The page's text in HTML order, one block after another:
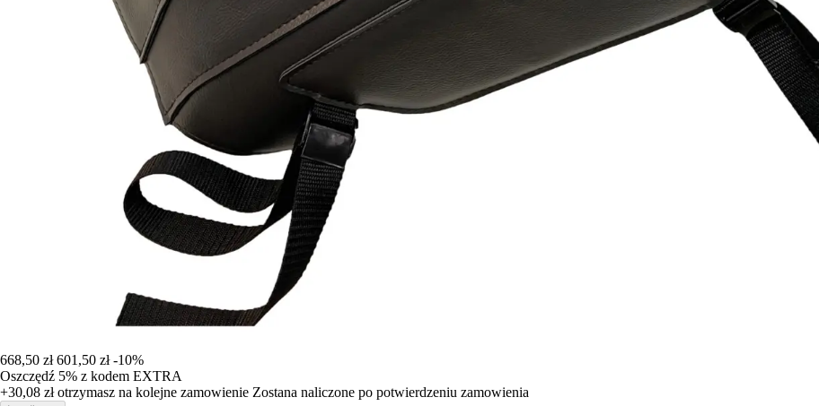
668,50 zł 601,50 zł -10%
Oszczędź 5% z kodem EXTRA
+30,08 złotrzymasz na kolejne zamowienie Zostana naliczone po potwierdzeniu zamowienia